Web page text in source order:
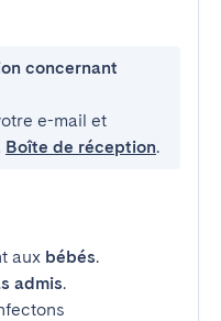
concernant
e-mail et
Boîte de réception.
aux bébés.
admis.